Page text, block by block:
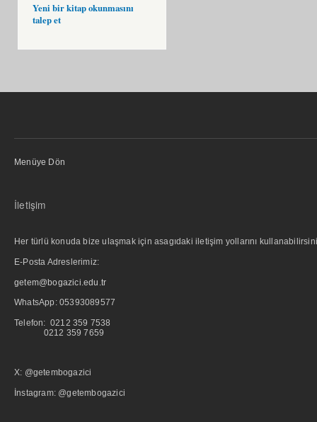
Yeni bir kitap okunmasını
talep et
Menüye Dön
İletişim
Her türlü konuda bize ulaşmak için asagıdaki iletişim yollarını
E-Posta Adreslerimiz:
getem@bogazici.edu.tr
WhatsApp: 05393089577
Telefon: 0212 359 7538
0212 359 7659
X: @getembogazici
İnstagram: @getembogazici